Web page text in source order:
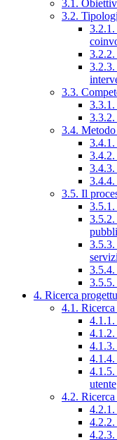
3.1.
3.2.
3.2.3.
3.3.
3.4.
3.4.2.
3.4.4.
3.5. Il
3.5.1.
3.5.2.
3.5.3.
3.5.4.
3.5.5.
4. Ricerca
4.1.
4.1.2.
4.1.3.
4.1.4.
4.1.5.
utente
4.2. Ricerca
4.2.1.
4.2.3.